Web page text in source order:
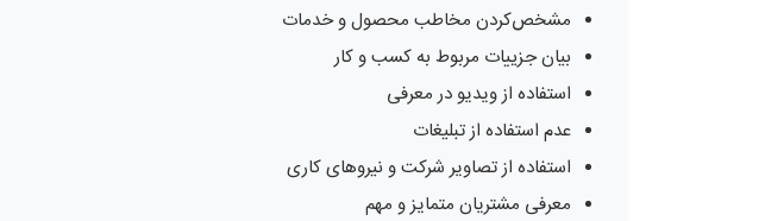
مشخص‌کردن مخاطب محصول و خدمات
بیان جزییات مربوط به کسب و کار
استفاده از ویدیو در معرفی
عدم استفاده از تبلیغات
استفاده از تصاویر شرکت و نیروهای کاری
معرفی مشتریان متمایز و مهم